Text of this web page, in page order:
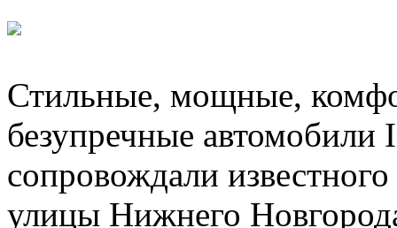
Стильные, мощные,
безупречные
сопровождали
улицы Нижнего